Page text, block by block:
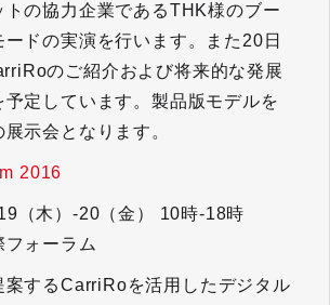
トの協力企業であるTHK様のブー
ードの実演を行います。また20日
のご紹介および将来的な発展
予定しています。製品版モデルを
示会となります。
2016
19（木）-20（金） 10時-18時
ォーラム
案するCarriRoを活用したデジタル